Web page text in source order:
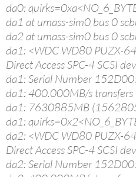
da0:
da1 at umass-sim0 bus 0
da2 at umass-sim0 bus 0
da1: <WDC WD80 PUZX-
Direct Access SPC-4 SCSI
da1: Serial Number
da1: 400.000MB/s transfers
da1: 7630885MB
da1:
da2: <WDC WD80 PUZX-
Direct Access SPC-4 SCSI
da2: Serial Number